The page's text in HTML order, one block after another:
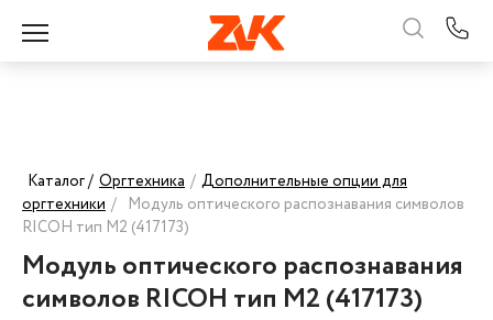
Каталог / Оргтехника / Дополнительные опции для
оргтехники / Модуль оптического распознавания символов
RICOH тип M2 (417173)
Модуль оптического распознавания
символов RICOH тип M2 (417173)